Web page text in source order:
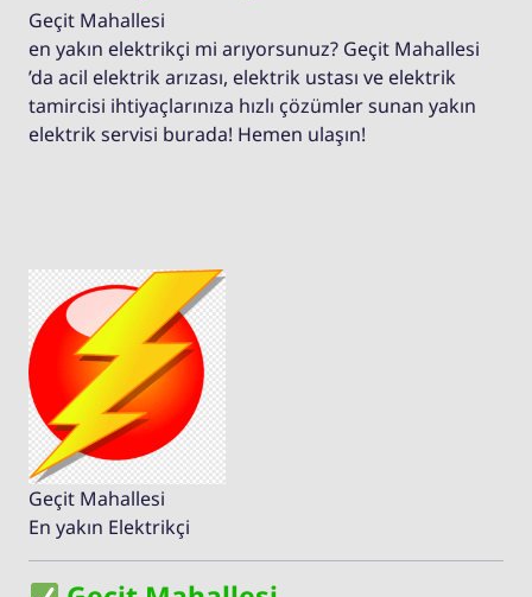
Geçit Mahallesi
en yakın elektrikçi mi arıyorsunuz? Geçit Mahallesi
’da acil elektrik arızası, elektrik ustası ve elektrik
tamircisi ihtiyaçlarınıza hızlı çözümler sunan yakın
elektrik servisi burada! Hemen ulaşın!
Geçit Mahallesi
En yakın Elektrikçi